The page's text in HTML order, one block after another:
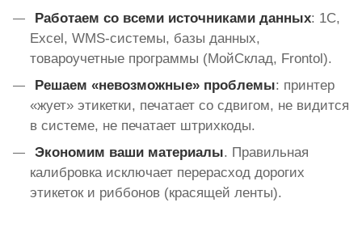
Работаем со всеми источниками данных: 1С,
Excel, WMS-системы, базы данных,
товароучетные программы (МойСклад, Frontol).
Решаем «невозможные» проблемы: принтер
«жует» этикетки, печатает со сдвигом, не видится
в системе, не печатает штрихкоды.
Экономим ваши материалы. Правильная
калибровка исключает перерасход дорогих
этикеток и риббонов (красящей ленты).